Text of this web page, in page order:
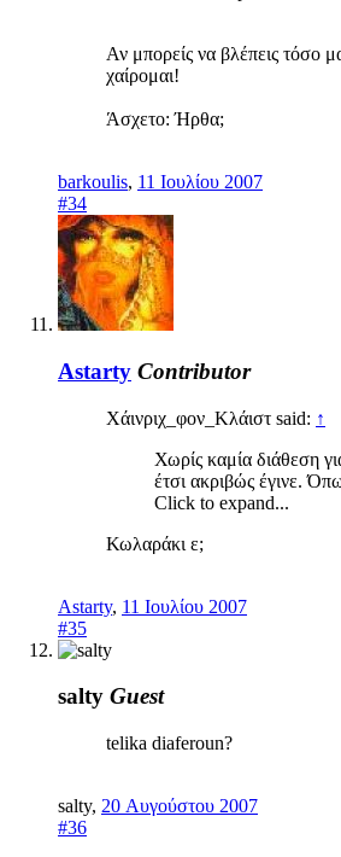
Αν μπορείς να βλέπεις τόσο
χαίρομαι!
Άσχετο: Ήρθα;
barkoulis, 11 Ιουλίου 2007
#34
Astarty Contributor
Χάινριχ_φον_Κλάιστ said: ↑
Χωρίς καμία διάθεση
έτσι ακριβώς έγινε.
Click to expand...
Κωλαράκι ε;
Astarty, 11 Ιουλίου 2007
#35
salty Guest
telika diaferoun?
salty, 20 Αυγούστου 2007
#36